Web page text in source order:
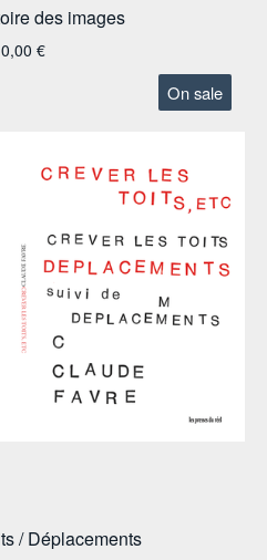
des images
€
On sale
/ Déplacements